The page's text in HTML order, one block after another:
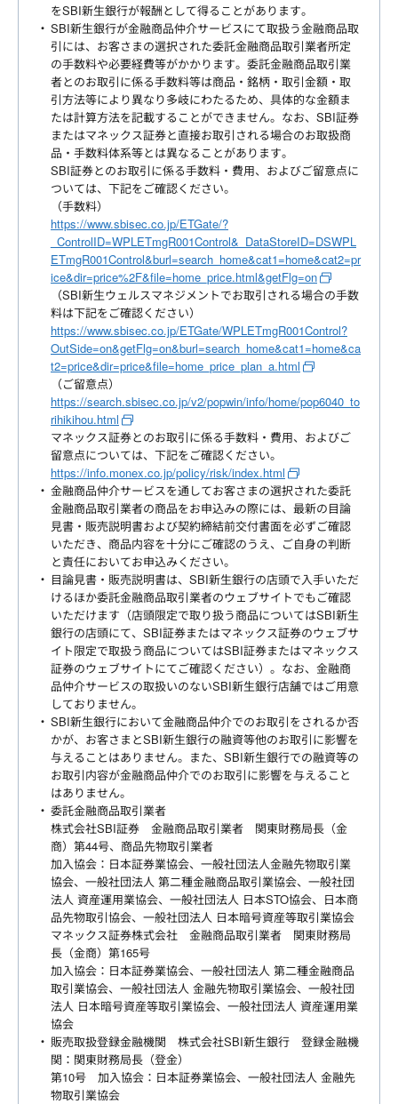
をSBI新生銀行が報酬として得ることがあります。
SBI新生銀行が金融商品仲介サービスにて取扱う金融商品取
引には、お客さまの選択された委託金融商品取引業者所定
の手数料や必要経費等がかかります。委託金融商品取引業
者とのお取引に係る手数料等は商品・銘柄・取引金額・取
引方法等により異なり多岐にわたるため、具体的な金額ま
たは計算方法を記載することができません。なお、SBI証券
またはマネックス証券と直接お取引される場合のお取扱商
品・手数料体系等とは異なることがあります。
SBI証券とのお取引に係る手数料・費用、およびご留意点に
ついては、下記をご確認ください。
（手数料）
https://www.sbisec.co.jp/ETGate/?
_ControlID=WPLETmgR001Control&_DataStoreID=DSWPL
ETmgR001Control&burl=search_home&cat1=home&cat2=pr
ice&dir=price%2F&file=home_price.html&getFlg=on
（SBI新生ウェルスマネジメントでお取引される場合の手数
料は下記をご確認ください）
https://www.sbisec.co.jp/ETGate/WPLETmgR001Control?
OutSide=on&getFlg=on&burl=search_home&cat1=home&ca
t2=price&dir=price&file=home_price_plan_a.html
（ご留意点）
https://search.sbisec.co.jp/v2/popwin/info/home/pop6040_to
rihikihou.html
マネックス証券とのお取引に係る手数料・費用、およびご
留意点については、下記をご確認ください。
https://info.monex.co.jp/policy/risk/index.html
金融商品仲介サービスを通してお客さまの選択された委託
金融商品取引業者の商品をお申込みの際には、最新の目論
見書・販売説明書および契約締結前交付書面を必ずご確認
いただき、商品内容を十分にご確認のうえ、ご自身の判断
と責任においてお申込みください。
目論見書・販売説明書は、SBI新生銀行の店頭で入手いただ
けるほか委託金融商品取引業者のウェブサイトでもご確認
いただけます（店頭限定で取り扱う商品についてはSBI新生
銀行の店頭にて、SBI証券またはマネックス証券のウェブサ
イト限定で取扱う商品についてはSBI証券またはマネックス
証券のウェブサイトにてご確認ください）。なお、金融商
品仲介サービスの取扱いのないSBI新生銀行店舗ではご用意
しておりません。
SBI新生銀行において金融商品仲介でのお取引をされるか否
かが、お客さまとSBI新生銀行の融資等他のお取引に影響を
与えることはありません。また、SBI新生銀行での融資等の
お取引内容が金融商品仲介でのお取引に影響を与えること
はありません。
委託金融商品取引業者
株式会社SBI証券 金融商品取引業者 関東財務局長（金
商）第44号、商品先物取引業者
加入協会：日本証券業協会、一般社団法人金融先物取引業
協会、一般社団法人 第二種金融商品取引業協会、一般社団
法人 資産運用業協会、一般社団法人 日本STO協会、日本商
品先物取引協会、一般社団法人 日本暗号資産等取引業協会
マネックス証券株式会社 金融商品取引業者 関東財務局
長（金商）第165号
加入協会：日本証券業協会、一般社団法人 第二種金融商品
取引業協会、一般社団法人 金融先物取引業協会、一般社団
法人 日本暗号資産等取引業協会、一般社団法人 資産運用業
協会
販売取扱登録金融機関 株式会社SBI新生銀行 登録金融機
関：関東財務局長（登金）
第10号 加入協会：日本証券業協会、一般社団法人 金融先
物取引業協会